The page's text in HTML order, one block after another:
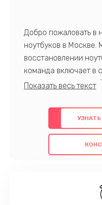
Добро пожаловать в
ноутбуков в
восстановлении
команда включает в
профессионалов с
предлагаем
использованием
также гарантируем
проведенных работ.
наилучшим образом.